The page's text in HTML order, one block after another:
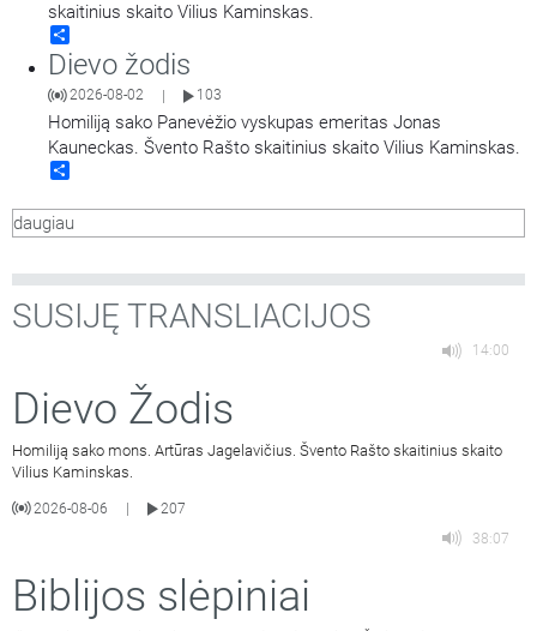
skaitinius skaito Vilius Kaminskas.
Dievo žodis
2026-08-02 103
Homiliją sako Panevėžio vyskupas emeritas Jonas
Kauneckas. Švento Rašto skaitinius skaito Vilius Kaminskas.
daugiau
SUSIJĘ TRANSLIACIJOS
14:00
Dievo Žodis
Homiliją sako mons. Artūras Jagelavičius. Švento Rašto skaitinius skaito
Vilius Kaminskas.
2026-08-06
207
38:07
Biblijos slėpiniai